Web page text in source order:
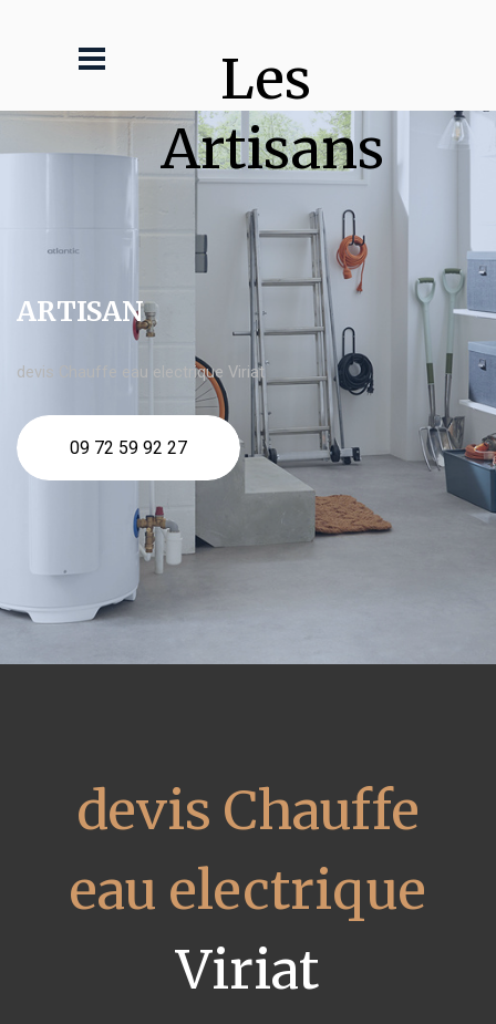
Les
Artisans
ARTISAN
devis Chauffe eau electrique Viriat
09 72 59 92 27
devis Chauffe
eau electrique
Viriat